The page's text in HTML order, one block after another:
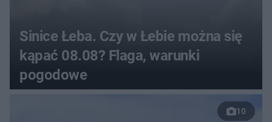
Sinice Łeba. Czy w Łebie można się
kąpać 08.08? Flaga, warunki
pogodowe
10